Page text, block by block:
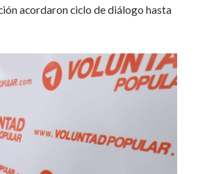
acordaron ciclo de diálogo hasta